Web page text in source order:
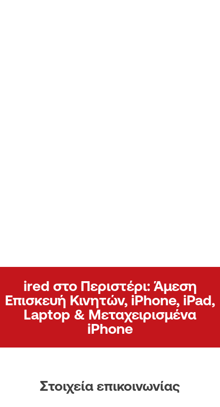
ired στο Περιστέρι: Άμεση
Επισκευή Κινητών, iPhone, iPad,
Laptop & Μεταχειρισμένα
iPhone
Στοιχεία επικοινωνίας